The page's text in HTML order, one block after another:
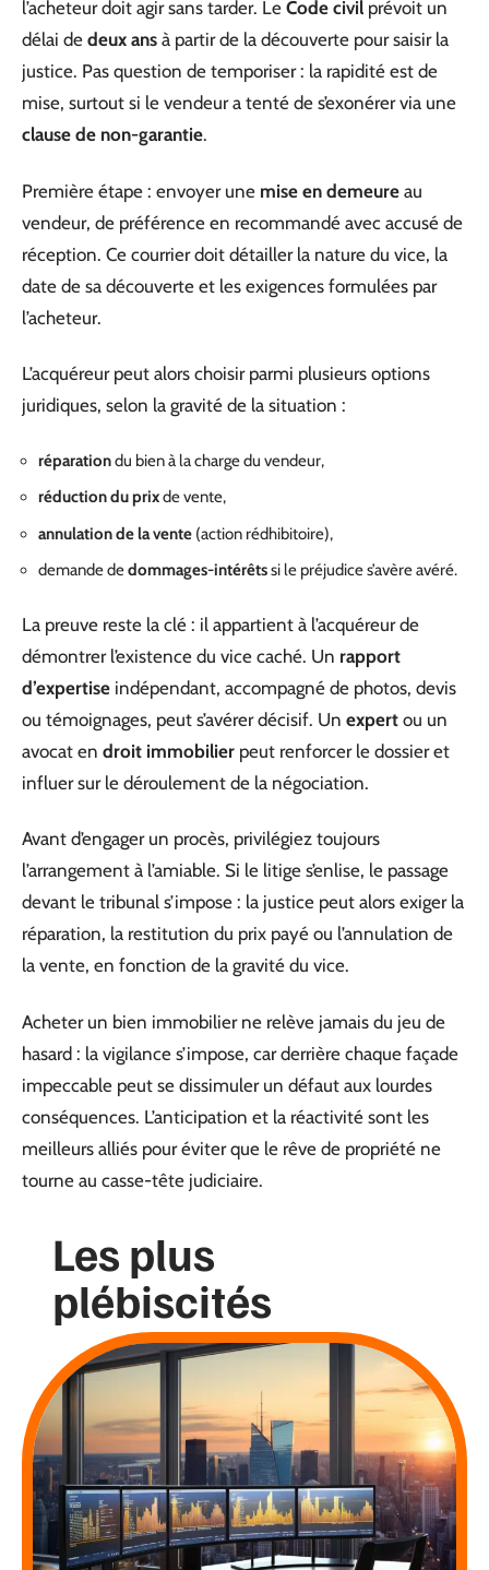
l’acheteur doit agir sans tarder. Le Code civil prévoit un
délai de deux ans à partir de la découverte pour saisir la
justice. Pas question de temporiser : la rapidité est de
mise, surtout si le vendeur a tenté de s’exonérer via une
clause de non-garantie.
Première étape : envoyer une mise en demeure au
vendeur, de préférence en recommandé avec accusé de
réception. Ce courrier doit détailler la nature du vice, la
date de sa découverte et les exigences formulées par
l’acheteur.
L’acquéreur peut alors choisir parmi plusieurs options
juridiques, selon la gravité de la situation :
réparationdu bien à la charge du vendeur,
réduction du prixde vente,
annulation de la vente (action rédhibitoire),
demande dedommages-intérêtssi le préjudice s’avère avéré.
La preuve reste la clé : il appartient à l’acquéreur de
démontrer l’existence du vice caché. Un rapport
d’expertise indépendant, accompagné de photos, devis
ou témoignages, peut s’avérer décisif. Un expert ou un
avocat en droit immobilier peut renforcer le dossier et
influer sur le déroulement de la négociation.
Avant d’engager un procès, privilégiez toujours
l’arrangement à l’amiable. Si le litige s’enlise, le passage
devant le tribunal s’impose : la justice peut alors exiger la
réparation, la restitution du prix payé ou l’annulation de
la vente, en fonction de la gravité du vice.
Acheter un bien immobilier ne relève jamais du jeu de
hasard : la vigilance s’impose, car derrière chaque façade
impeccable peut se dissimuler un défaut aux lourdes
conséquences. L’anticipation et la réactivité sont les
meilleurs alliés pour éviter que le rêve de propriété ne
tourne au casse-tête judiciaire.
Les plus
plébiscités